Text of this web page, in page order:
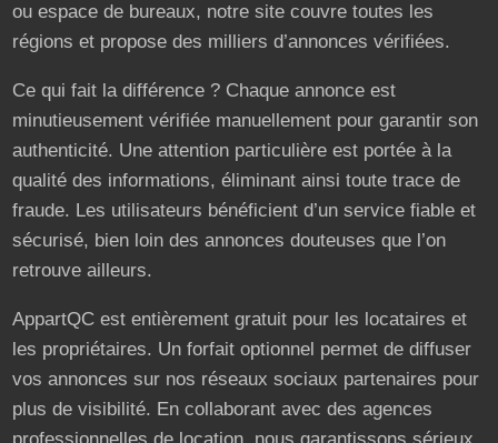
ou espace de bureaux, notre site couvre toutes les
régions et propose des milliers d’annonces vérifiées.
Ce qui fait la différence ? Chaque annonce est
minutieusement vérifiée manuellement pour garantir son
authenticité. Une attention particulière est portée à la
qualité des informations, éliminant ainsi toute trace de
fraude. Les utilisateurs bénéficient d’un service fiable et
sécurisé, bien loin des annonces douteuses que l’on
retrouve ailleurs.
AppartQC est entièrement gratuit pour les locataires et
les propriétaires. Un forfait optionnel permet de diffuser
vos annonces sur nos réseaux sociaux partenaires pour
plus de visibilité. En collaborant avec des agences